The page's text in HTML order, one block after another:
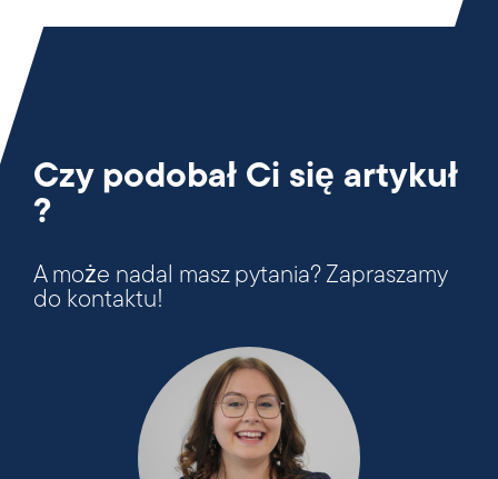
Czy podobał Ci się artykuł
?
A może nadal masz pytania? Zapraszamy
do kontaktu!